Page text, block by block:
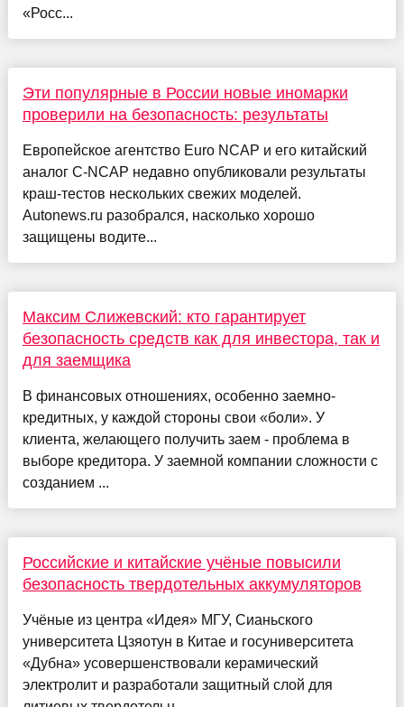
«Росс...
Эти популярные в России новые иномарки
проверили на безопасность: результаты
Европейское агентство Euro NCAP и его китайский
аналог C-NCAP недавно опубликовали результаты
краш-тестов нескольких свежих моделей.
Autonews.ru разобрался, насколько хорошо
защищены водите...
Максим Слижевский: кто гарантирует
безопасность средств как для инвестора, так и
для заемщика
В финансовых отношениях, особенно заемно-
кредитных, у каждой стороны свои «боли». У
клиента, желающего получить заем - проблема в
выборе кредитора. У заемной компании сложности с
созданием ...
Российские и китайские учёные повысили
безопасность твердотельных аккумуляторов
Учёные из центра «Идея» МГУ, Сианьского
университета Цзяотун в Китае и госуниверситета
«Дубна» усовершенствовали керамический
электролит и разработали защитный слой для